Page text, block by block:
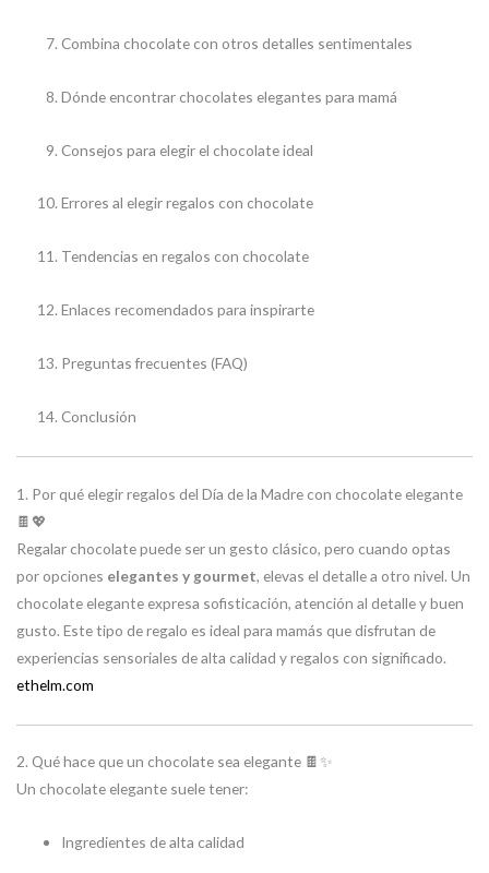
Combina chocolate con otros detalles sentimentales
Dónde encontrar chocolates elegantes para mamá
Consejos para elegir el chocolate ideal
Errores al elegir regalos con chocolate
Tendencias en regalos con chocolate
Enlaces recomendados para inspirarte
Preguntas frecuentes (FAQ)
Conclusión
1. Por qué elegir regalos del Día de la Madre con chocolate elegante
🍫💖
Regalar chocolate puede ser un gesto clásico, pero cuando optas
por opciones elegantes y gourmet, elevas el detalle a otro nivel. Un
chocolate elegante expresa sofisticación, atención al detalle y buen
gusto. Este tipo de regalo es ideal para mamás que disfrutan de
experiencias sensoriales de alta calidad y regalos con significado.
ethelm.com
2. Qué hace que un chocolate sea elegante 🍫✨
Un chocolate elegante suele tener:
Ingredientes de alta calidad